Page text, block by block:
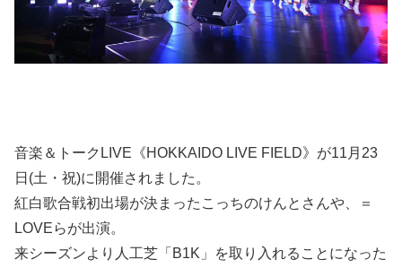
音楽＆トークLIVE《HOKKAIDO LIVE FIELD》が11月23
日(土・祝)に開催されました。
紅白歌合戦初出場が決まったこっちのけんとさんや、＝
LOVEらが出演。
来シーズンより人工芝「B1K」を取り入れることになった